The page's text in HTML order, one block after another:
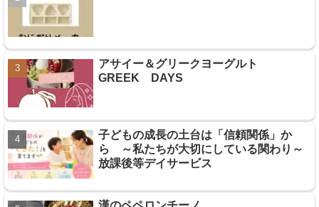
アサイー＆グリークヨーグルト
GREEK DAYS
子どもの成長の土台は「信頼関係」か
ら ～私たちが大切にしている関わり～
放課後等デイサービス